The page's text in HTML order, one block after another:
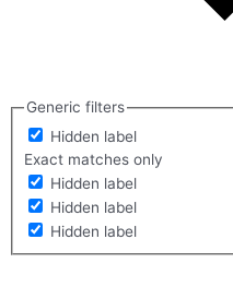
Generic filters
Hidden label
Exact matches only
Hidden label
Hidden label
Hidden label